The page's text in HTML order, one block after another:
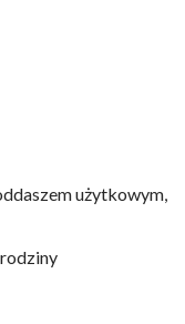
użytkowym,